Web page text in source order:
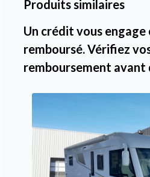
Produits similaires
Un crédit vous
remboursé. Vérifiez
remboursement avant